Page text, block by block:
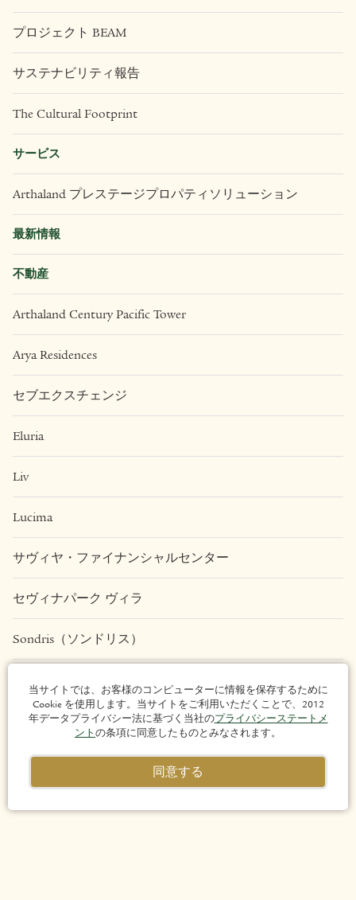
プロジェクト BEAM
サステナビリティ報告
The Cultural Footprint
サービス
Arthaland プレステージプロパティソリューション
最新情報
不動産
Arthaland Century Pacific Tower
Arya Residences
セブエクスチェンジ
Eluria
Liv
Lucima
サヴィヤ・ファイナンシャルセンター
セヴィナパーク ヴィラ
Sondris（ソンドリス）
法的事項
プライバシーポリシー（個人情報保護方針）
当サイトでは、お客様のコンピューターに情報を保存するために
Cookie を使用します。当サイトをご利用いただくことで、2012
年データプライバシー法に基づく当社のプライバシーステートメ
ントの条項に同意したものとみなされます。
同意する